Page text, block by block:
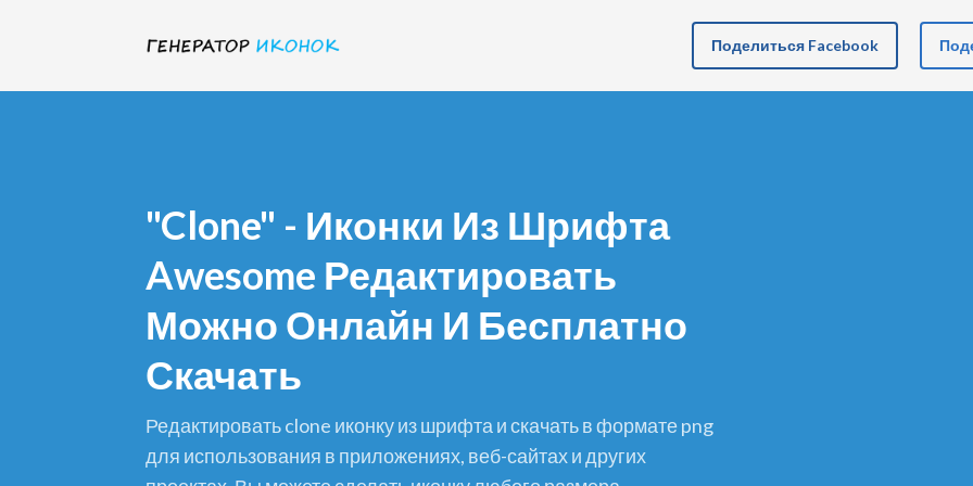
Поделиться Facebook
"clone" - Иконки Из Шрифта
Awesome Редактировать
Можно Онлайн И Бесплатно
Скачать
редактировать clone иконку из шрифта и скачать в формате png
для использования в приложениях, веб-сайтах и других